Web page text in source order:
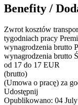
Benefity /
Zwrot kosztów
tygodniach pracy
wynagrodzenia brutto
wynagrodzenia brutto
od 17 do 17 EUR
(brutto)
(Umowa o pracę) za
Udostępnij
Opublikowano: 04